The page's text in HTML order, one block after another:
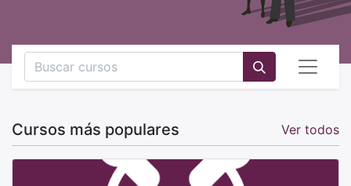
Ver todos
Cursos más populares